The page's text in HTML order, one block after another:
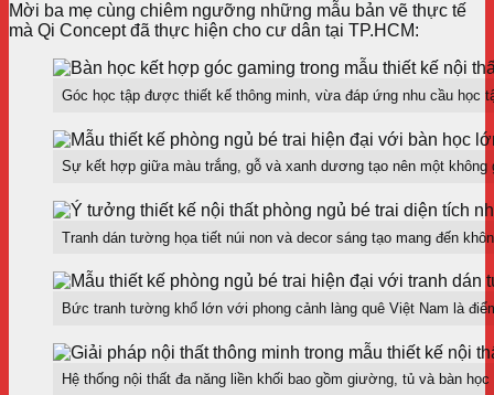
Mời ba mẹ cùng chiêm ngưỡng những mẫu bản vẽ thực tế
mà Qi Concept đã thực hiện cho cư dân tại TP.HCM:
Góc học tập được thiết kế thông minh, vừa đáp ứng nhu cầu học
Sự kết hợp giữa màu trắng, gỗ và xanh dương tạo nên một không
Tranh dán tường họa tiết núi non và decor sáng tạo mang đến
Bức tranh tường khổ lớn với phong cảnh làng quê Việt Nam là
Hệ thống nội thất đa năng liền khối bao gồm giường, tủ và bàn